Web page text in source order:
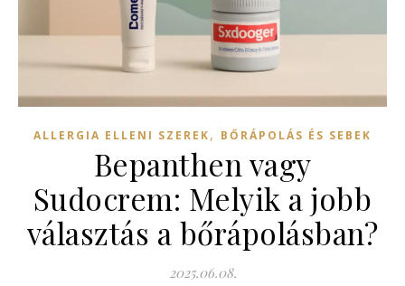
ALLERGIA ELLENI SZEREK, BŐRÁPOLÁS ÉS SEBEK
Bepanthen vagy
Sudocrem: Melyik a jobb
választás a bőrápolásban?
2025.06.08.